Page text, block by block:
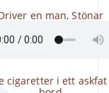
en man, Stönar
cigaretter i ett